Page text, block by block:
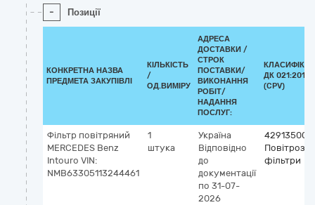
- Позиції
КОНКРЕТНА НАЗВА
ПРЕДМЕТА ЗАКУПІВЛІ
КІЛЬКІСТЬ
/
ОД.ВИМІРУ
АДРЕСА
ДОСТАВКИ /
СТРОК
ПОСТАВКИ/
ВИКОНАННЯ
РОБІТ/
НАДАННЯ
ПОСЛУГ:
ДК 021:2015
(CPV)
Фільтр повітряний
MERCEDES Benz
Intouro VIN:
NMB63305113244461
1
штука
Україна
Відповідно
до
документації
по 31-07-
2026
42913500-
фільтри